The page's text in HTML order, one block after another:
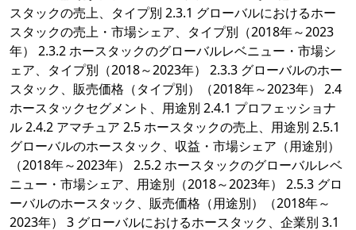
スタックの売上、タイプ別 2.3.1 グローバルにおけるホー
スタックの売上・市場シェア、タイプ別（2018年～2023
年） 2.3.2 ホースタックのグローバルレベニュー・市場シ
ェア、タイプ別（2018～2023年） 2.3.3 グローバルのホー
スタック、販売価格（タイプ別）（2018年～2023年） 2.4
ホースタックセグメント、用途別 2.4.1 プロフェッショナ
ル 2.4.2 アマチュア 2.5 ホースタックの売上、用途別 2.5.1
グローバルのホースタック、収益・市場シェア（用途別）
（2018年～2023年） 2.5.2 ホースタックのグローバルレベ
ニュー・市場シェア、用途別（2018～2023年） 2.5.3 グロ
ーバルのホースタック、販売価格（用途別）（2018年～
2023年） 3 グローバルにおけるホースタック、企業別 3.1